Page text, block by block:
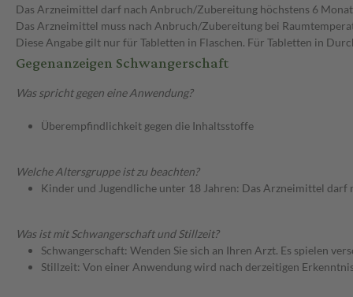
Das Arzneimittel darf nach Anbruch/Zubereitung höchstens 6
Das Arzneimittel muss nach Anbruch/Zubereitung bei
Diese Angabe gilt nur für Tabletten in Flaschen. Für Tabletten in
Gegenanzeigen Schwangerschaft
Was spricht gegen eine Anwendung?
Überempfindlichkeit gegen die Inhaltsstoffe
Welche Altersgruppe ist zu beachten?
Kinder und Jugendliche unter 18 Jahren: Das Arzneimittel darf
Was ist mit Schwangerschaft und Stillzeit?
Schwangerschaft: Wenden Sie sich an Ihren Arzt. Es spielen
Stillzeit: Von einer Anwendung wird nach derzeitigen